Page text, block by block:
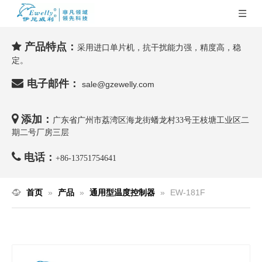
 产品特点： 采用进口单片机，抗干扰能力强，精度高，稳
定。
 电子邮件： sale@gzewelly.com
 添加：
广东省广州市荔湾区海龙街蟠龙村33号王枝塘工业区二
期二号厂房三层
 电话： +86-13751754641
首页 » 产品 » 通用型温度控制器 » EW-181F